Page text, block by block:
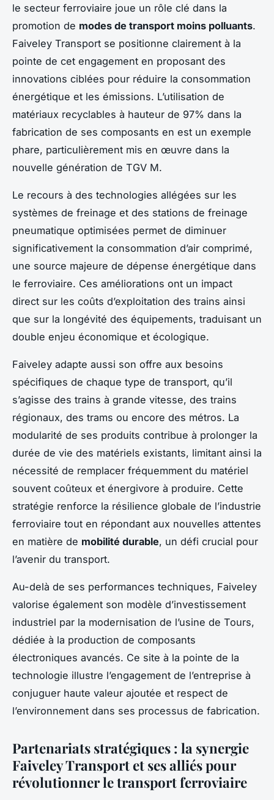
le secteur ferroviaire joue un rôle clé dans la
promotion de modes de transport moins polluants.
Faiveley Transport se positionne clairement à la
pointe de cet engagement en proposant des
innovations ciblées pour réduire la consommation
énergétique et les émissions. L’utilisation de
matériaux recyclables à hauteur de 97% dans la
fabrication de ses composants en est un exemple
phare, particulièrement mis en œuvre dans la
nouvelle génération de TGV M.
Le recours à des technologies allégées sur les
systèmes de freinage et des stations de freinage
pneumatique optimisées permet de diminuer
significativement la consommation d’air comprimé,
une source majeure de dépense énergétique dans
le ferroviaire. Ces améliorations ont un impact
direct sur les coûts d’exploitation des trains ainsi
que sur la longévité des équipements, traduisant un
double enjeu économique et écologique.
Faiveley adapte aussi son offre aux besoins
spécifiques de chaque type de transport, qu’il
s’agisse des trains à grande vitesse, des trains
régionaux, des trams ou encore des métros. La
modularité de ses produits contribue à prolonger la
durée de vie des matériels existants, limitant ainsi la
nécessité de remplacer fréquemment du matériel
souvent coûteux et énergivore à produire. Cette
stratégie renforce la résilience globale de l’industrie
ferroviaire tout en répondant aux nouvelles attentes
en matière de mobilité durable, un défi crucial pour
l’avenir du transport.
Au-delà de ses performances techniques, Faiveley
valorise également son modèle d’investissement
industriel par la modernisation de l’usine de Tours,
dédiée à la production de composants
électroniques avancés. Ce site à la pointe de la
technologie illustre l’engagement de l’entreprise à
conjuguer haute valeur ajoutée et respect de
l’environnement dans ses processus de fabrication.
Partenariats stratégiques : la synergie
Faiveley Transport et ses alliés pour
révolutionner le transport ferroviaire